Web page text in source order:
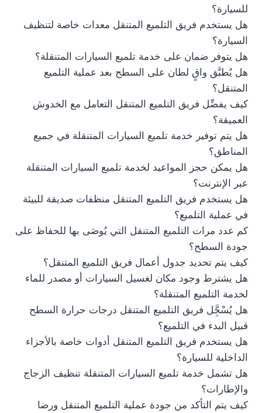
للسيارة؟
هل يستخدم فريق التلميع المتنقل معدات خاصة لتنظيف
السيارة؟
هل يتوفر ضمان على خدمة تلميع السيارات المتنقلة؟
هل يُطبَّق واقٍ لطان على السطح بعد عملية التلميع
المتنقل؟
كيف يفضِّل فريق التلميع المتنقل التعامل مع الخدوش
العميقة؟
هل يتم توفير خدمة تلميع السيارات المتنقلة في جميع
المناطق؟
هل يمكن حجز المواعيد لخدمة تلميع السيارات المتنقلة
عبر الإنترنت؟
هل يستخدم فريق التلميع المتنقل منظفات صديقة للبيئة
في عملية التلميع؟
كم عدد مرات التلميع المتنقل التي يُوصَى بها للحفاظ على
جودة السطح؟
كيف يتم تحديد جدول أعمال فريق التلميع المتنقل؟
هل يشترط وجود مكان لغسيل السيارات أو مصدر للماء
لخدمة التلميع المتنقلة؟
هل يُسْجَِّل فريق التلميع المتنقل درجات حرارة السطح
قبيل البدء في التلميع؟
هل يستخدم فريق التلميع المتنقل أدوات خاصة بالأجزاء
الداخلية للسيارة؟
هل تشمل خدمة تلميع السيارات المتنقلة تنظيف الزجاج
والإطارات؟
كيف يتم التأكد من جودة عملية التلميع المتنقل ورضا